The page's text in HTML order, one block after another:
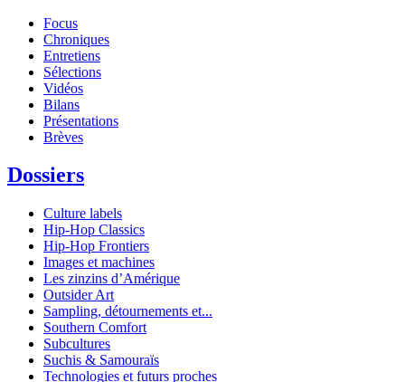
Focus
Chroniques
Entretiens
Sélections
Vidéos
Bilans
Présentations
Brèves
Dossiers
Culture labels
Hip-Hop Classics
Hip-Hop Frontiers
Images et machines
Les zinzins d’Amérique
Outsider Art
Sampling, détournements et...
Southern Comfort
Subcultures
Suchis & Samouraïs
Technologies et futurs proches